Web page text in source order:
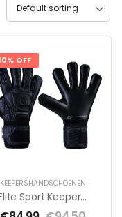
OFF
KEEPERSHANDSCHOENEN
Elite Sport Keepershandschoenen Black Solo